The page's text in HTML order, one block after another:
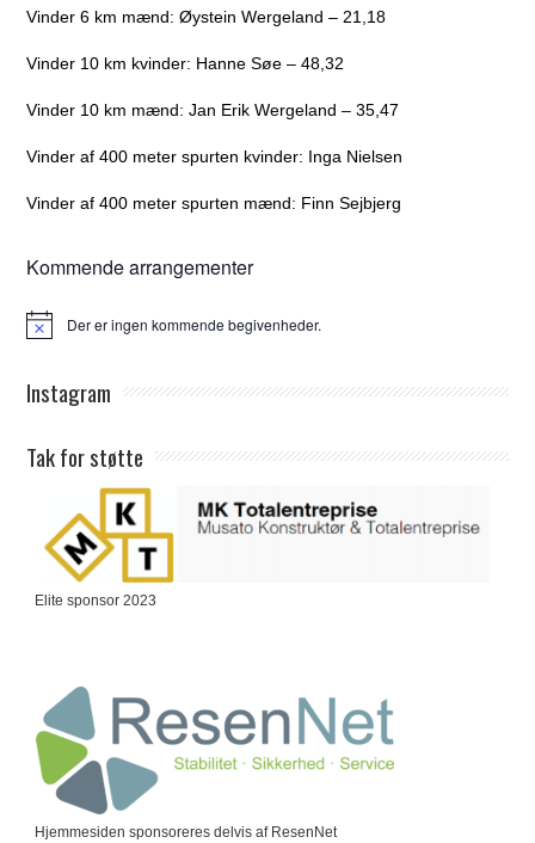
Vinder 6 km mænd: Øystein Wergeland – 21,18
Vinder 10 km kvinder: Hanne Søe – 48,32
Vinder 10 km mænd: Jan Erik Wergeland – 35,47
Vinder af 400 meter spurten kvinder: Inga Nielsen
Vinder af 400 meter spurten mænd: Finn Sejbjerg
Kommende arrangementer
Notice Der er ingen kommende begivenheder.
Instagram
Tak for støtte
Elite sponsor 2023
Hjemmesiden sponsoreres delvis af ResenNet